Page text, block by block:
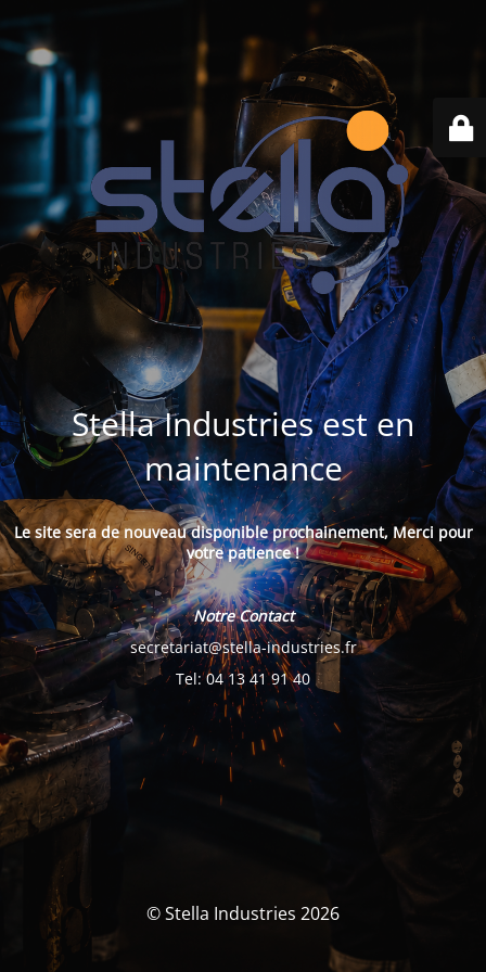
Stella Industries est en
maintenance
Le site sera de nouveau disponible prochainement, Merci pour
votre patience !
Notre Contact
secretariat@stella-industries.fr
Tel: 04 13 41 91 40
© Stella Industries 2026